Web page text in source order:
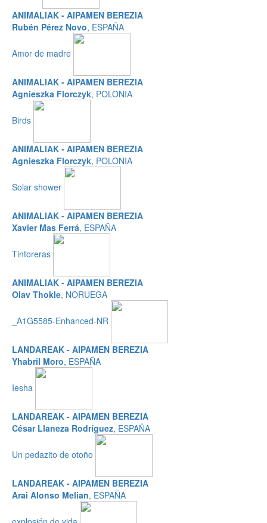
ANIMALIAK - AIPAMEN BEREZIA
Rubén Pérez Novo, ESPAÑA
Amor de madre
ANIMALIAK - AIPAMEN BEREZIA
Agnieszka Florczyk, POLONIA
Birds
ANIMALIAK - AIPAMEN BEREZIA
Agnieszka Florczyk, POLONIA
Solar shower
ANIMALIAK - AIPAMEN BEREZIA
Xavier Mas Ferrá, ESPAÑA
Tintoreras
ANIMALIAK - AIPAMEN BEREZIA
Olav Thokle, NORUEGA
_A1G5585-Enhanced-NR
LANDAREAK - AIPAMEN BEREZIA
Yhabril Moro, ESPAÑA
Iesha
LANDAREAK - AIPAMEN BEREZIA
César Llaneza Rodríguez, ESPAÑA
Un pedazito de otoño
LANDAREAK - AIPAMEN BEREZIA
Arai Alonso Melian, ESPAÑA